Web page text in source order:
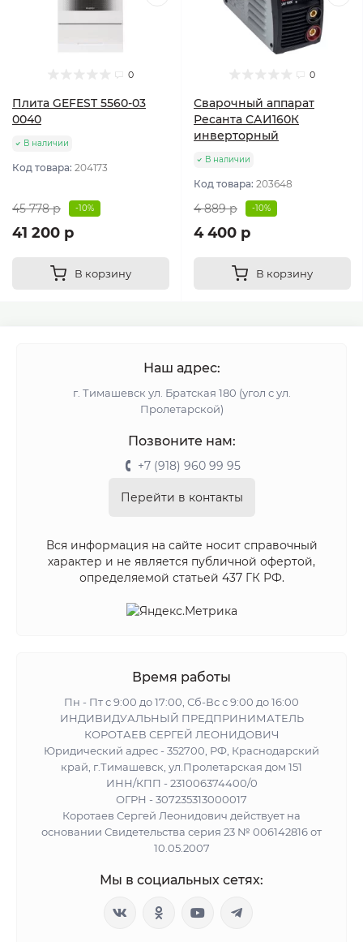
0
Плита GEFEST 5560-03
0040
В наличии
Код товара: 204173
45 778 р -10%
41 200 р
В корзину
0
Сварочный аппарат
Ресанта САИ160К
инверторный
В наличии
Код товара: 203648
4 889 р -10%
4 400 р
В корзину
Наш адрес:
г. Тимашевск ул. Братская 180 (угол с ул.
Пролетарской)
Позвоните нам:
+7 (918) 960 99 95
Перейти в контакты
Вся информация на сайте носит справочный
характер и не является публичной офертой,
определяемой статьей 437 ГК РФ.
Время работы
Пн - Пт с 9:00 до 17:00, Сб-Вс с 9:00 до 16:00
ИНДИВИДУАЛЬНЫЙ ПРЕДПРИНИМАТЕЛЬ
КОРОТАЕВ СЕРГЕЙ ЛЕОНИДОВИЧ
Юридический адрес - 352700, РФ, Краснодарский
край, г.Тимашевск, ул.Пролетарская дом 151
ИНН/КПП - 231006374400/0
ОГРН - 307235313000017
Коротаев Сергей Леонидович действует на
основании Свидетельства серия 23 № 006142816 от
10.05.2007
Мы в социальных сетях: